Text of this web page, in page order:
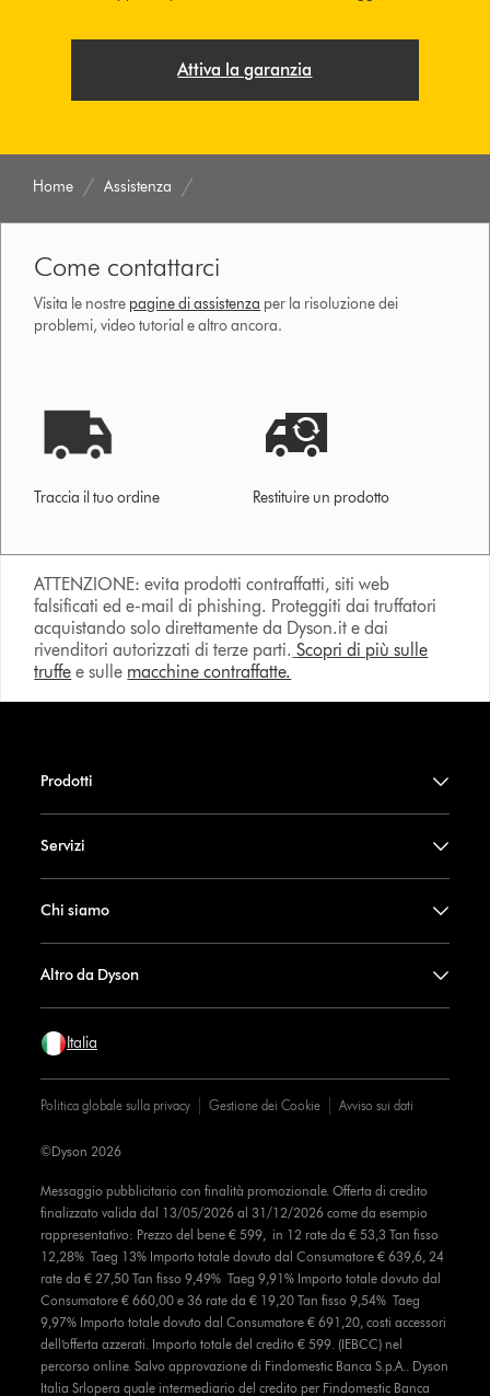
Attiva la garanzia
Home Assistenza
Come contattarci
Visita le nostre pagine di assistenza per la risoluzione dei
problemi, video tutorial e altro ancora.
Traccia il tuo ordine Restituire un prodotto
ATTENZIONE: evita prodotti contraffatti, siti web
falsificati ed e-mail di phishing. Proteggiti dai truffatori
acquistando solo direttamente da Dyson.it e dai
rivenditori autorizzati di terze parti. Scopri di più sulle
truffe e sulle macchine contraffatte.
Prodotti
Servizi
Chi siamo
Altro da Dyson
Italia
Politica globale sulla privacy Gestione dei Cookie Avviso sui dati
Messaggio pubblicitario con finalità promozionale. Offerta di credito
finalizzato valida dal 13/05/2026 al 31/12/2026 come da esempio
rappresentativo: Prezzo del bene € 599, in 12 rate da € 53,3 Tan fisso
12,28% Taeg 13% Importo totale dovuto dal Consumatore € 639,6, 24
rate da € 27,50 Tan fisso 9,49% Taeg 9,91% Importo totale dovuto dal
Consumatore € 660,00 e 36 rate da € 19,20 Tan fisso 9,54% Taeg
9,97% Importo totale dovuto dal Consumatore € 691,20, costi accessori
dell’offerta azzerati. Importo totale del credito € 599. (IEBCC) nel
percorso online. Salvo approvazione di Findomestic Banca S.p.A.. Dyson
Italia Srlopera quale intermediario del credito per Findomestic Banca
©Dyson 2026